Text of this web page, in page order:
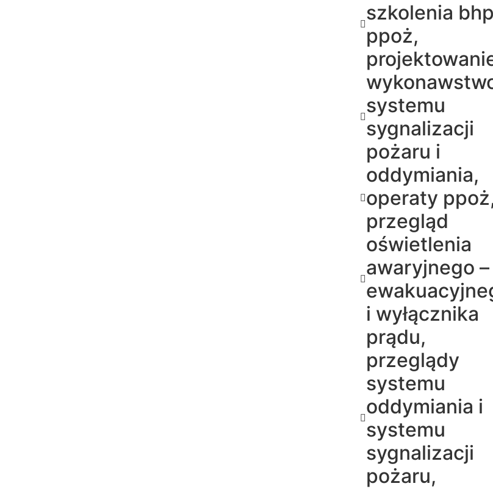
szkolenia
ppoż,
systemu
sygnalizacji
pożaru i
oddymiania,
operaty
przegląd
oświetlenia
awaryjnego –
i wyłącznika
prądu,
przeglądy
systemu
oddymiania i
systemu
sygnalizacji
pożaru,